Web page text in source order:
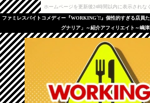
ホームページを更新後24時間以内に表示されな
ファミレスバイトコメディー『WORKING´!!』個性的すぎる店員
グナリア」～紹介アフィリエイト～嶋